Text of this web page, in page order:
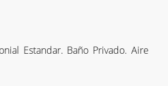
Estandar. Baño Privado. Aire